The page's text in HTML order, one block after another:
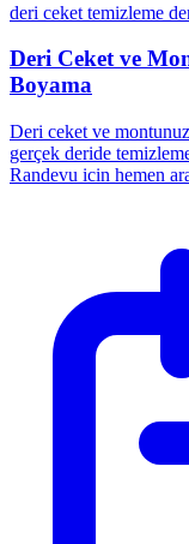
deri ceket temizleme
Deri Ceket ve
Boyama
Deri ceket ve
gerçek deride
Randevu icin hemen